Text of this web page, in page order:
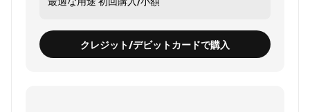
クレジット/デビットカードで購入